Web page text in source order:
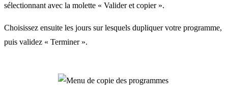
sélectionnant avec la molette « Valider et copier ».
Choisissez ensuite les jours sur lesquels dupliquer votre programme,
puis validez « Terminer ».